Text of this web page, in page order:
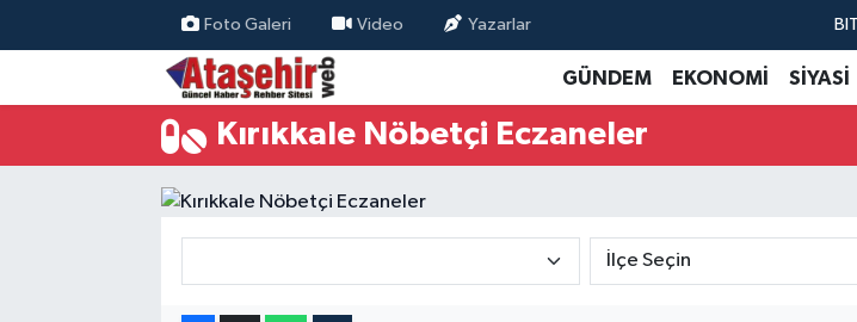
Foto Galeri Video Yazarlar
GÜNDEM EKONOMİ SİYASİ
Kırıkkale Nöbetçi Eczaneler
Hava Durumu
Trafik Durumu
Süper Lig Puan Durumu ve Fikstür